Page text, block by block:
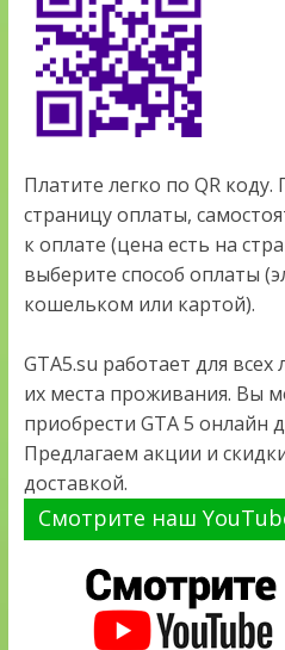
Платите легко по QR
страницу оплаты,
к оплате (цена есть на
выберите способ оплаты
кошельком или картой).
GTA5.su работает для
их места проживания. Вы
приобрести GTA 5 онлайн
Предлагаем акции и
доставкой.
Смотрите наш